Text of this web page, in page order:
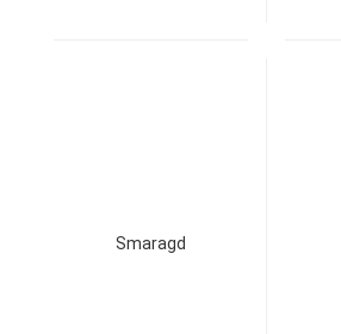
Smaragd